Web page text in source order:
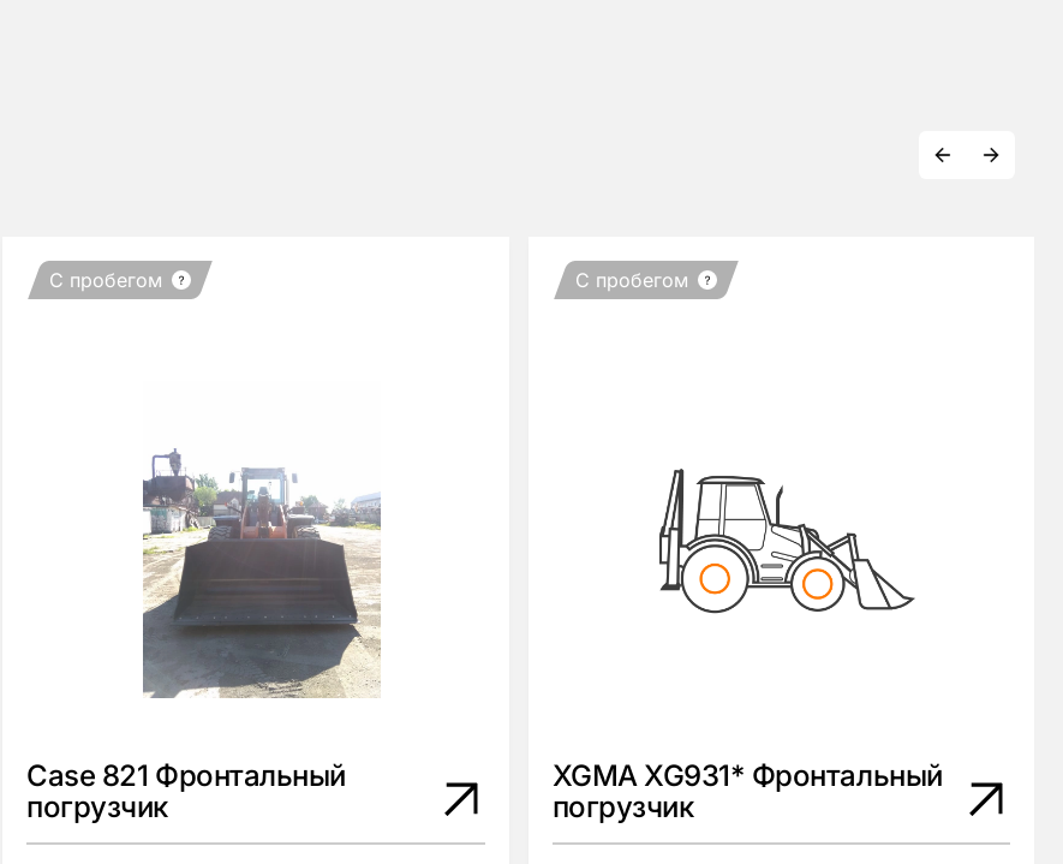
С пробегом
Case 821 Фронтальный
погрузчик
С пробегом
XGMA XG931* Фронтальный
погрузчик